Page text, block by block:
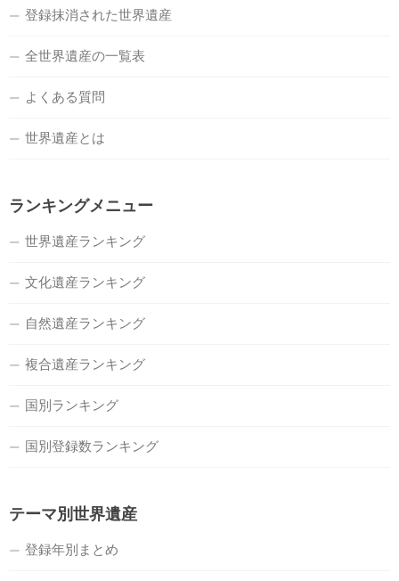
登録抹消された世界遺産
全世界遺産の一覧表
よくある質問
世界遺産とは
ランキングメニュー
世界遺産ランキング
文化遺産ランキング
自然遺産ランキング
複合遺産ランキング
国別ランキング
国別登録数ランキング
テーマ別世界遺産
登録年別まとめ